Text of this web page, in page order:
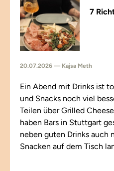
7
20.07.2026 — Kajsa Meth
Ein Abend mit Drinks ist
und Snacks noch viel
Teilen über Grilled
haben Bars in Stuttgart
neben guten Drinks auch
Snacken auf dem Tisch